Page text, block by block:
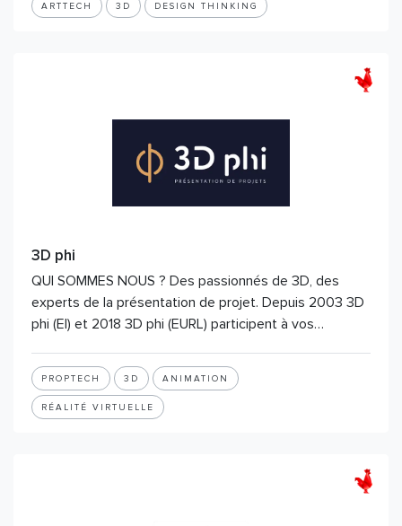
ARTTECH 3D DESIGN THINKING
3D phi
QUI SOMMES NOUS ? Des passionnés de 3D, des
experts de la présentation de projet. Depuis 2003 3D
phi (EI) et 2018 3D phi (EURL) participent à vos…
PROPTECH 3D ANIMATION
RÉALITÉ VIRTUELLE